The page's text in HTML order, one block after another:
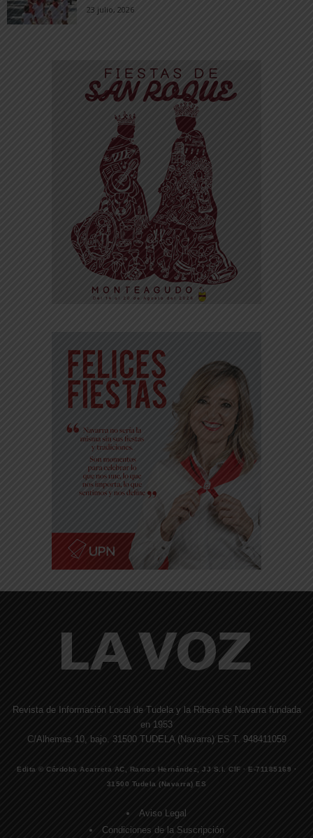
23 julio, 2026
Revista de Información Local de Tudela y la Ribera de Navarra fundada
en 1953
C/Alhemas 10, bajo. 31500 TUDELA (Navarra) ES T. 948411059
Edita © Córdoba Acarreta AC, Ramos Hernández, JJ S.I. CIF · E-71185169 ·
31500 Tudela (Navarra) ES
Aviso Legal
Condiciones de la Suscripción